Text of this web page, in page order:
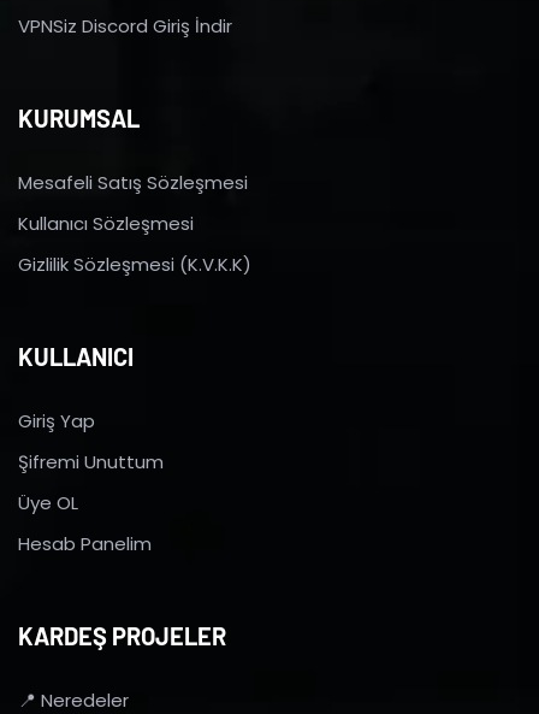
VPNSiz Discord Giriş İndir
KURUMSAL
Mesafeli Satış Sözleşmesi
Kullanıcı Sözleşmesi
Gizlilik Sözleşmesi (K.V.K.K)
KULLANICI
Giriş Yap
Şifremi Unuttum
Üye OL
Hesab Panelim
KARDEŞ PROJELER
📍 Neredeler